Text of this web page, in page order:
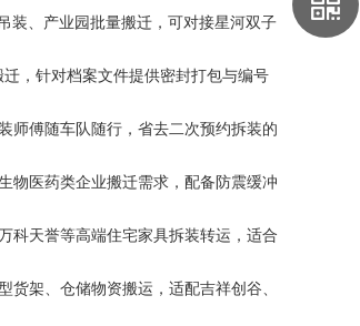
装、产业园批量搬迁，可对接星河双子
，针对档案文件提供密封打包与编号
师傅随车队随行，省去二次预约拆装的
物医药类企业搬迁需求，配备防震缓冲
科天誉等高端住宅家具拆装转运，适合
架、仓储物资搬运，适配吉祥创谷、